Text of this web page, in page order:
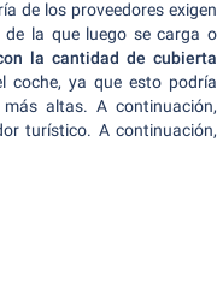
de los proveedores exigen
la que luego se carga o
la cantidad de cubierta
coche, ya que esto podría
altas. A continuación,
turístico. A continuación,